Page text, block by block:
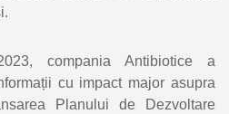
compania Antibiotice a
cu impact major asupra
Planului de Dezvoltare